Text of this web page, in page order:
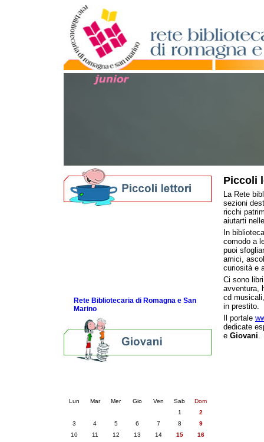
Piccoli
La Rete
sezioni
ricchi
aiutarti
In
comodo a
puoi
amici,
curiosità e
Ci sono
avventura,
cd
in prestito.
Il portale
dedicate
e Giovani.
Rete Bibliotecaria di Romagna e San
Marino
Lun Mar Mer Gio Ven Sab
Dom
1
2
3
4 5 6 7 8
9
10
11 12 13 14 15
16